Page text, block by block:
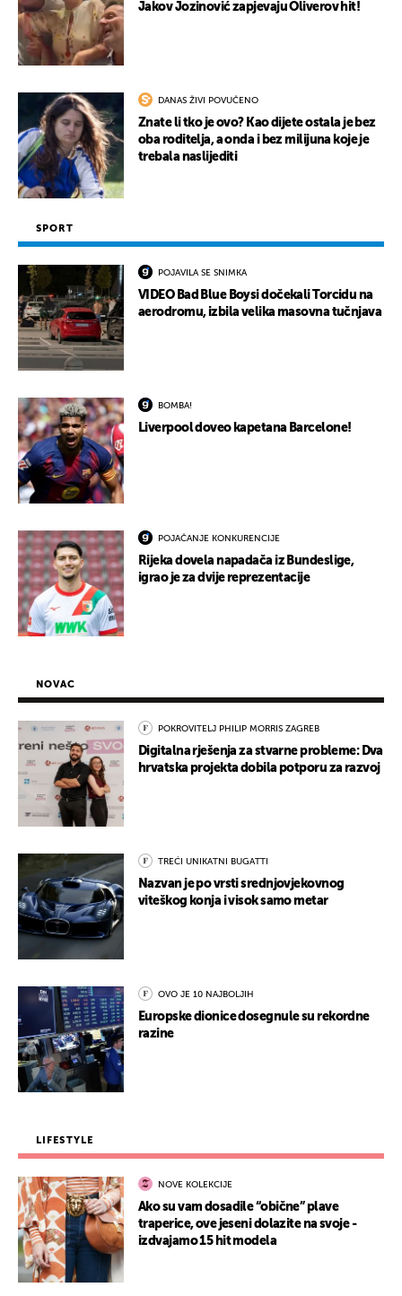
Jakov Jozinović zapjevaju Oliverov hit!
DANAS ŽIVI POVUČENO
Znate li tko je ovo? Kao dijete ostala je bez
oba roditelja, a onda i bez milijuna koje je
trebala naslijediti
SPORT
POJAVILA SE SNIMKA
VIDEO Bad Blue Boysi dočekali Torcidu na
aerodromu, izbila velika masovna tučnjava
BOMBA!
Liverpool doveo kapetana Barcelone!
POJAČANJE KONKURENCIJE
Rijeka dovela napadača iz Bundeslige,
igrao je za dvije reprezentacije
NOVAC
POKROVITELJ PHILIP MORRIS ZAGREB
Digitalna rješenja za stvarne probleme: Dva
hrvatska projekta dobila potporu za razvoj
TREĆI UNIKATNI BUGATTI
Nazvan je po vrsti srednjovjekovnog
viteškog konja i visok samo metar
OVO JE 10 NAJBOLJIH
Europske dionice dosegnule su rekordne
razine
LIFESTYLE
NOVE KOLEKCIJE
Ako su vam dosadile “obične” plave
traperice, ove jeseni dolazite na svoje -
izdvajamo 15 hit modela